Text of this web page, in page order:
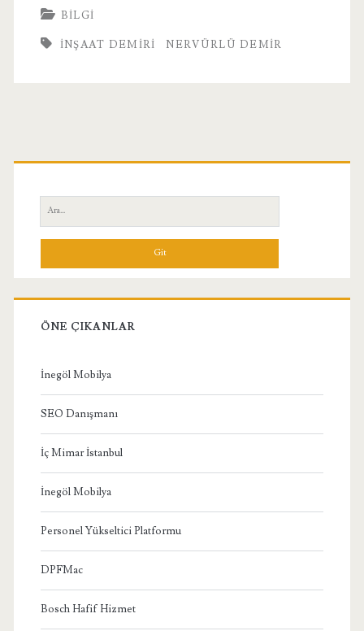
BILGI
INŞAAT DEMIRI NERVÜRLÜ DEMIR
Birincil
Yan
Menü
Ara:
ÖNE ÇIKANLAR
İnegöl Mobilya
SEO Danışmanı
İç Mimar İstanbul
İnegöl Mobilya
Personel Yükseltici Platformu
DPFMac
Bosch Hafif Hizmet